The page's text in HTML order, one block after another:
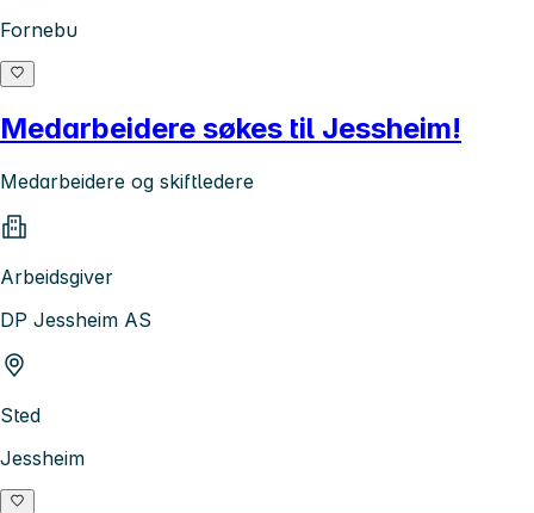
Fornebu
Medarbeidere søkes til Jessheim!
Medarbeidere og skiftledere
Arbeidsgiver
DP Jessheim AS
Sted
Jessheim